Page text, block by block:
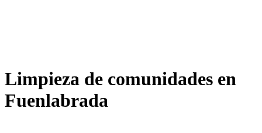
Limpieza de comunidades en
Fuenlabrada